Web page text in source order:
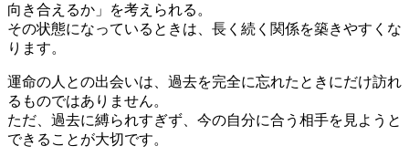
向き合えるか」を考えられる。
その状態になっているときは、長く続く関係を築きやすくな
ります。
運命の人との出会いは、過去を完全に忘れたときにだけ訪れ
るものではありません。
ただ、過去に縛られすぎず、今の自分に合う相手を見ようと
できることが大切です。